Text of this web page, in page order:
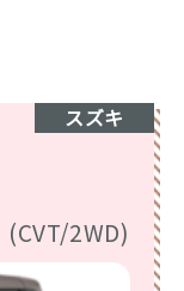
スズキ
(CVT/2WD)